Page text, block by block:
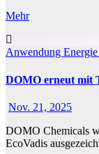
Mehr
Anwendung Energie
DOMO erneut mit
Nov. 21, 2025
DOMO Chemicals
EcoVadis